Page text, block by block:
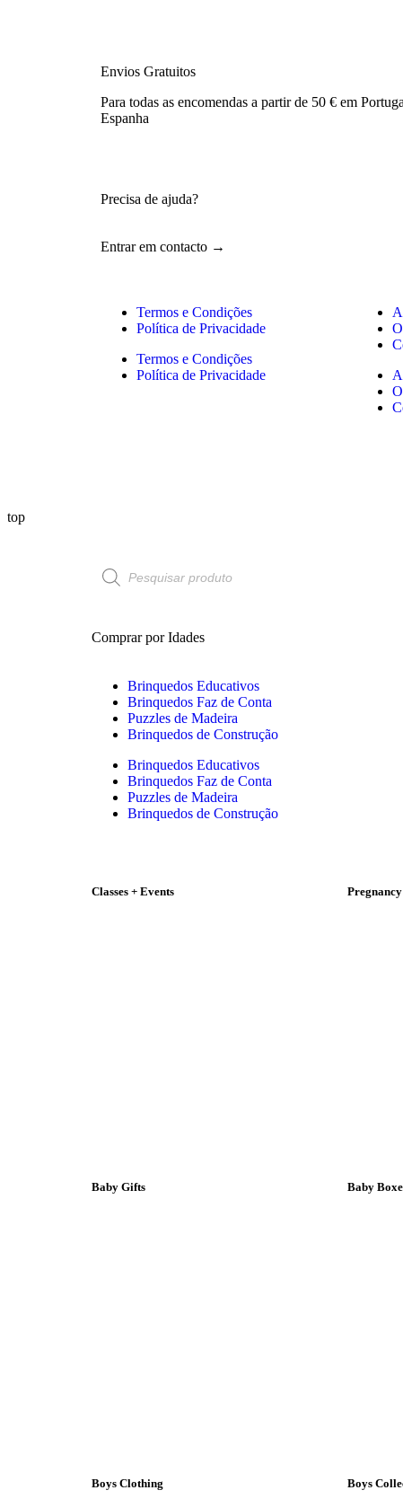
Envios Gratuitos
Para todas as encomendas a partir de 50 € em
Espanha
Precisa de ajuda?
Entrar em contacto →
Termos e Condições
Política de Privacidade
Termos e Condições
Política de Privacidade
top
Comprar por Idades
Brinquedos Educativos
Brinquedos Faz de Conta
Puzzles de Madeira
Brinquedos de Construção
Brinquedos Educativos
Brinquedos Faz de Conta
Puzzles de Madeira
Brinquedos de Construção
Classes + Events
Baby Gifts Baby
Boys Clothing Boys